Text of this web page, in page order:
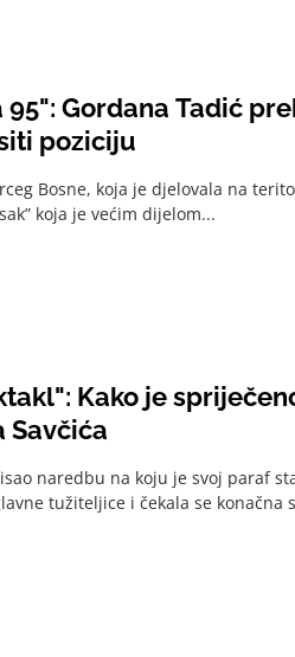
Gordana Tadić
poziciju
Bosne, koja je djelovala na
koja je većim dijelom...
Kako je
Savčića
naredbu na koju je svoj paraf
tužiteljice i čekala se konačna